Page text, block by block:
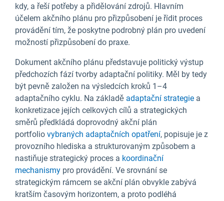
kdy, a řeší potřeby a přidělování zdrojů. Hlavním
účelem akčního plánu pro přizpůsobení je řídit proces
provádění tím, že poskytne podrobný plán pro uvedení
možností přizpůsobení do praxe.
Dokument akčního plánu představuje politický výstup
předchozích fází tvorby adaptační politiky. Měl by tedy
být pevně založen na výsledcích kroků 1–4
adaptačního cyklu. Na základě adaptační strategie a
konkretizace jejích celkových cílů a strategických
směrů předkládá doprovodný akční plán
portfolio vybraných adaptačních opatření, popisuje je z
provozního hlediska a strukturovaným způsobem a
nastiňuje strategický proces a koordinační
mechanismy pro provádění. Ve srovnání se
strategickým rámcem se akční plán obvykle zabývá
kratším časovým horizontem, a proto podléhá